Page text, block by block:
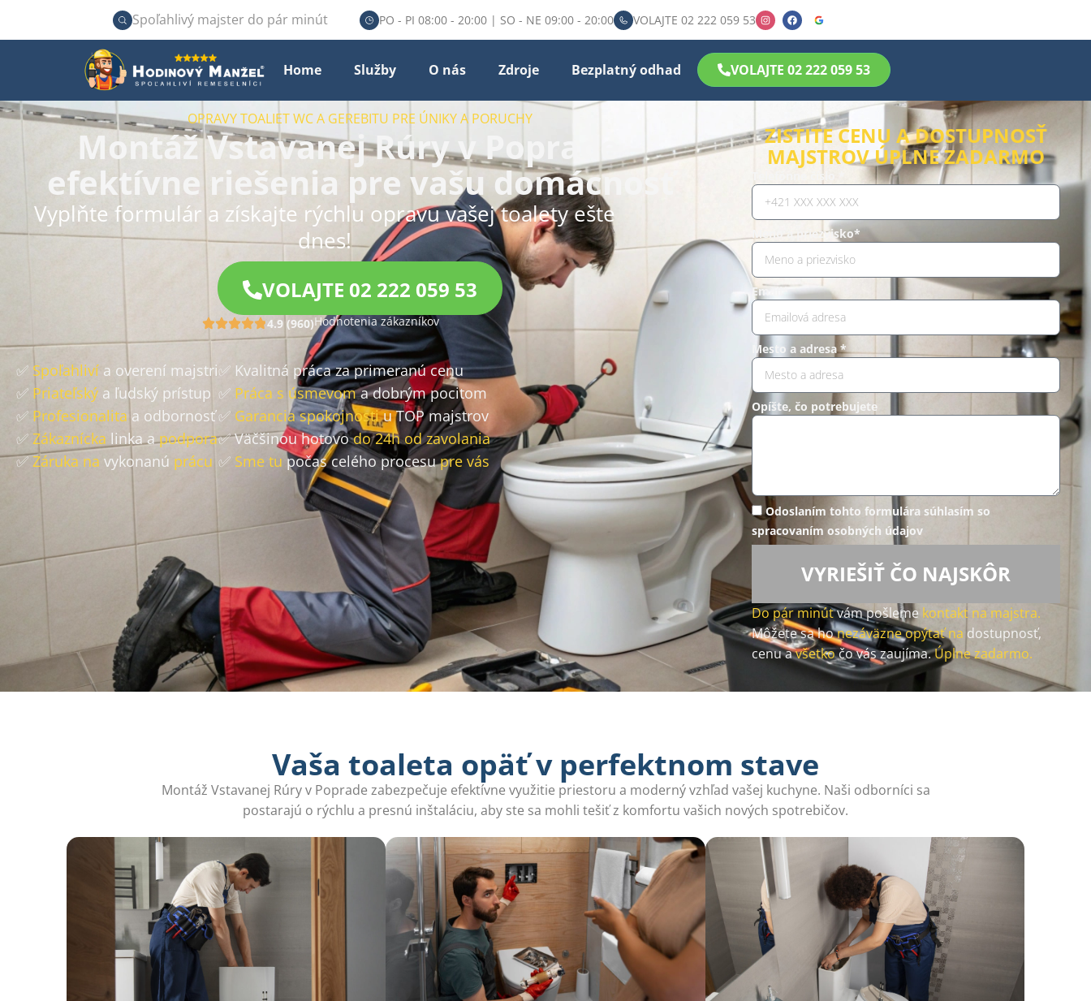
Spoľahlivý majster do pár minút PO - PI 08:00 - 20:00 | SO - NE 09:00 - 20:00 VOLAJTE 02 222 059 53
Home Služby O nás Zdroje Bezplatný odhad VOLAJTE 02 222 059 53
OPRAVY TOALIET WC A GEREBITU PRE ÚNIKY A PORUCHY
Montáž Vstavanej Rúry v Poprade –
efektívne riešenia pre vašu domácnosť
Vyplňte formulár a získajte rýchlu opravu vašej toalety ešte
dnes!
VOLAJTE 02 222 059 53
4.9 (960)Hodnotenia zákazníkov
✅ Spoľahliví a overení majstri
✅ Priateľský a ľudský prístup
✅ Profesionalita a odbornosť
✅ Zákaznícka linka apodpora
✅Záruka na vykonanú prácu
✅ Kvalitná práca za primeranú cenu
✅ Práca s úsmevoma dobrým pocitom
✅ Garancia spokojnostiu TOP majstrov
✅ Väčšinou hotovodo 24h od zavolania
✅ Sme tu počas celého procesupre vás
ZISTITE CENU A DOSTUPNOSŤ
MAJSTROV ÚPLNE ZADARMO
Telefónne číslo *
Meno a priezvisko*
Email*
Mesto a adresa *
Opíšte, čo potrebujete
Odoslaním tohto formulára súhlasím so
spracovaním osobných údajov
VYRIEŠIŤ ČO NAJSKÔR
Do pár minútvám pošleme kontakt na majstra.
Môžete sa honezáväzne opýtať na dostupnosť,
cenu avšetkočo vás zaujíma.Úplne zadarmo.
Vaša toaleta opäť v perfektnom stave
Montáž Vstavanej Rúry v Poprade zabezpečuje efektívne využitie priestoru a moderný vzhľad vašej kuchyne. Naši odborníci sa
postarajú o rýchlu a presnú inštaláciu, aby ste sa mohli tešiť z komfortu vašich nových spotrebičov.